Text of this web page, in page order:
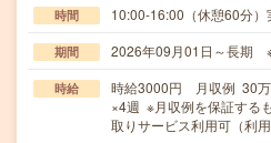
時間 10:00-16:00（休憩60分）
期間 2026年09月01日～長期
時給
時給3000円 月収例 30万
×4週 ※月収例を保証する
取りサービス利用可（利用